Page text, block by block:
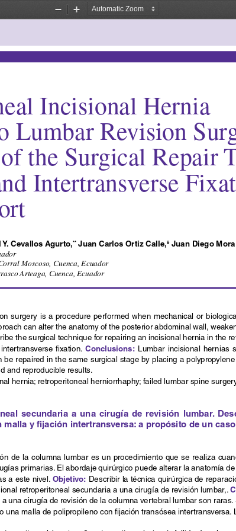
Zoom
Zoom
surgery is a procedure performed when mechanical or
can alter the anatomy of the posterior abdominal wall,
the surgical technique for repairing an incisional hernia in the
intertransverse  fixation. Conclusions:
Lumbar  incisional  hernias
be repaired in the same surgical stage by placing a
and reproducible results.
hernia; retroperitoneal herniorrhaphy; failed lumbar spine
secundaria  a  una  cirugía  de  revisión  lumbar.
y fijación intertransversa: a propósito de un caso
de la columna lumbar es un procedimiento que se realiza
primarias. El abordaje quirúrgico puede alterar la anatomía
a este nivel. Objetivo: Describir la técnica quirúrgica de
retroperitoneal secundaria a una cirugía de revisión lumbar,.
una cirugía de revisión de la columna vertebral lumbar son raras.
una malla de polipropileno con fijación transósea intertransversa.
Incisional Hernia
Lumbar Revision
the Surgical Repair
Intertransverse
Cevallos Agurto, ** Juan Carlos Ortiz Calle,# Juan Diego Mora
Moscoso, Cuenca, Ecuador
Arteaga, Cuenca, Ecuador